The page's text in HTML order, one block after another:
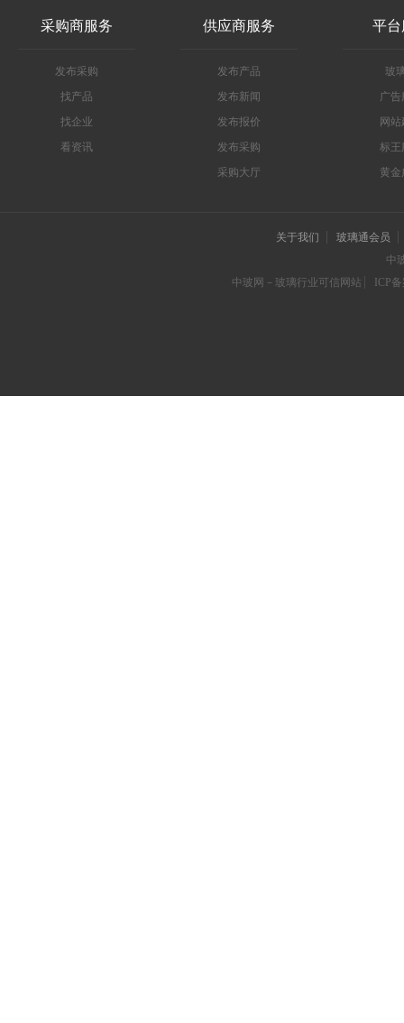
采购商服务
发布采购
找产品
找企业
看资讯
供应商服务
发布产品
发布新闻
发布报价
发布采购
采购大厅
平
玻
广告
网
标王
黄金
关于我们
玻璃通会员
中
中玻网－玻璃行业可信网站
ICP